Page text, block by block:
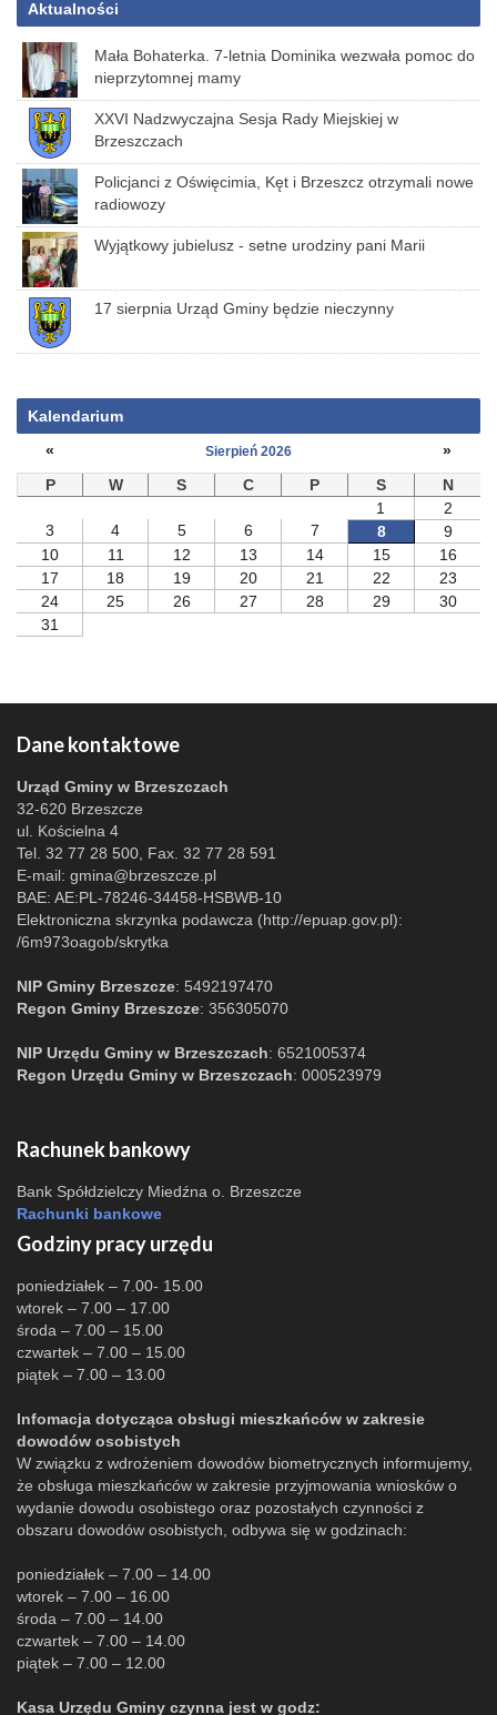
Aktualności
Mała Bohaterka. 7-letnia Dominika wezwała pomoc do
nieprzytomnej mamy
XXVI Nadzwyczajna Sesja Rady Miejskiej w
Brzeszczach
Policjanci z Oświęcimia, Kęt i Brzeszcz otrzymali nowe
radiowozy
Wyjątkowy jubielusz - setne urodziny pani Marii
17 sierpnia Urząd Gminy będzie nieczynny
Kalendarium
«
Sierpień 2026
»
P
W S C P S
N
1
2
3
4 5 6 7 8
9
10
11 12 13 14 15
16
17
18 19 20 21 22
23
24
25 26 27 28 29
30
31
Dane kontaktowe
Urząd Gminy w Brzeszczach
32-620 Brzeszcze
ul. Kościelna 4
Tel. 32 77 28 500, Fax. 32 77 28 591
E-mail: gmina@brzeszcze.pl
BAE: AE:PL-78246-34458-HSBWB-10
Elektroniczna skrzynka podawcza (http://epuap.gov.pl):
/6m973oagob/skrytka
NIP Gminy Brzeszcze: 5492197470
Regon Gminy Brzeszcze: 356305070
NIP Urzędu Gminy w Brzeszczach: 6521005374
Regon Urzędu Gminy w Brzeszczach: 000523979
Rachunek bankowy
Bank Spółdzielczy Miedźna o. Brzeszcze
Rachunki bankowe
Godziny pracy urzędu
poniedziałek – 7.00- 15.00
wtorek – 7.00 – 17.00
środa – 7.00 – 15.00
czwartek – 7.00 – 15.00
piątek – 7.00 – 13.00
Infomacja dotycząca obsługi mieszkańców w zakresie
dowodów osobistych
W związku z wdrożeniem dowodów biometrycznych informujemy,
że obsługa mieszkańców w zakresie przyjmowania wniosków o
wydanie dowodu osobistego oraz pozostałych czynności z
obszaru dowodów osobistych, odbywa się w godzinach:
poniedziałek – 7.00 – 14.00
wtorek – 7.00 – 16.00
środa – 7.00 – 14.00
czwartek – 7.00 – 14.00
piątek – 7.00 – 12.00
Kasa Urzędu Gminy czynna jest w godz: